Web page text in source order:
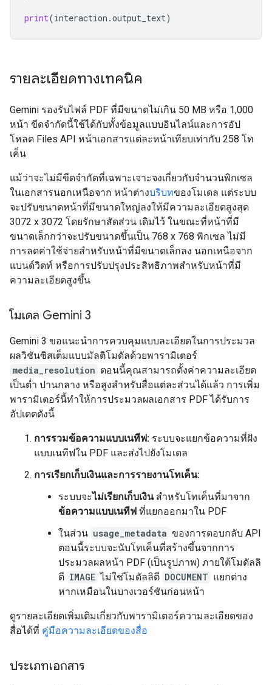
print(interaction .output_text)
รายละเอียดทางเทคนิค
Gemini รองรับไฟล์ PDF ที่มีขนาดไม่เกิน 50 MB หรือ 1,000
หน้า ขีดจำกัดนี้ใช้ได้กับทั้งข้อมูลแบบอินไลน์และการอัป
โหลด Files API หน้าเอกสารแต่ละหน้าเทียบเท่ากับ 258 โท
เค็น
แม้ว่าจะไม่มีขีดจำกัดที่เฉพาะเจาะจงเกี่ยวกับจำนวนพิกเซล
ในเอกสารนอกเหนือจาก หน้าต่างบริบทของโมเดล แต่ระบบ
จะปรับขนาดหน้าที่มีขนาดใหญ่ลงให้มีความละเอียดสูงสุด
3072 x 3072 โดยรักษาสัดส่วน เดิมไว้ ในขณะที่หน้าที่มี
ขนาดเล็กกว่าจะปรับขนาดขึ้นเป็น 768 x 768 พิกเซล ไม่มี
การลดค่าใช้จ่ายสำหรับหน้าที่มีขนาดเล็กลง นอกเหนือจาก
แบนด์วิดท์ หรือการปรับปรุงประสิทธิภาพสำหรับหน้าที่มี
ความละเอียดสูงขึ้น
โมเดล Gemini 3
Gemini 3 ขอแนะนำการควบคุมแบบละเอียดในการประมวล
ผลวิชันซิสเต็มแบบมัลติโมดัลด้วยพารามิเตอร์
media_resolution ตอนนี้คุณสามารถตั้งค่าความละเอียด
เป็นต่ำ ปานกลาง หรือสูงสำหรับสื่อแต่ละส่วนได้แล้ว การเพิ่ม
พารามิเตอร์นี้ทำให้การประมวลผลเอกสาร PDF ได้รับการ
อัปเดตดังนี้
การรวมข้อความแบบเนทีฟ: ระบบจะแยกข้อความที่ฝัง
แบบเนทีฟใน PDF และส่งไปยังโมเดล
การเรียกเก็บเงินและการรายงานโทเค็น:
ระบบจะไม่เรียกเก็บเงินสำหรับโทเค็นที่มาจาก
ข้อความแบบเนทีฟ ที่แยกออกมาใน PDF
ในส่วน usage_metadata ของการตอบกลับ API
ตอนนี้ระบบจะนับโทเค็นที่สร้างขึ้นจากการ
ประมวลผลหน้า PDF (เป็นรูปภาพ) ภายใต้โมดัลลิ
ตี IMAGE ไม่ใช่โมดัลลิตี DOCUMENT แยกต่าง
หากเหมือนในบางเวอร์ชันก่อนหน้า
ดูรายละเอียดเพิ่มเติมเกี่ยวกับพารามิเตอร์ความละเอียดของ
สื่อได้ที่ คู่มือความละเอียดของสื่อ
ประเภทเอกสาร